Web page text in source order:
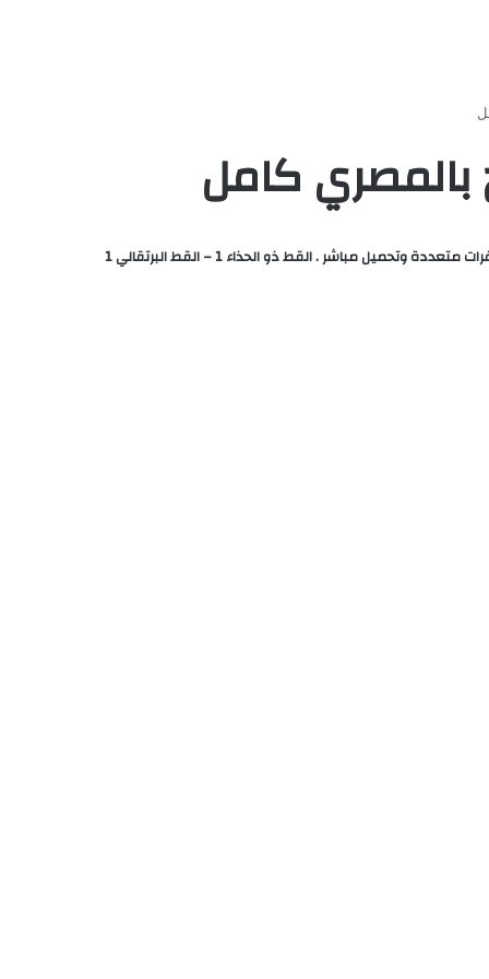
مشاهدة وتحميل فيلم كرتون Puss in Boots 1 قطط ترتدي أحذية الجزء الاول 2011 مدبلج مصري كامل HD مجانا اون لاين بأعلي جودة يوتيوب علي سيرفرات متعددة وتحميل مباشر . القط ذو الحذاء 1 – القط البرتقالي 1